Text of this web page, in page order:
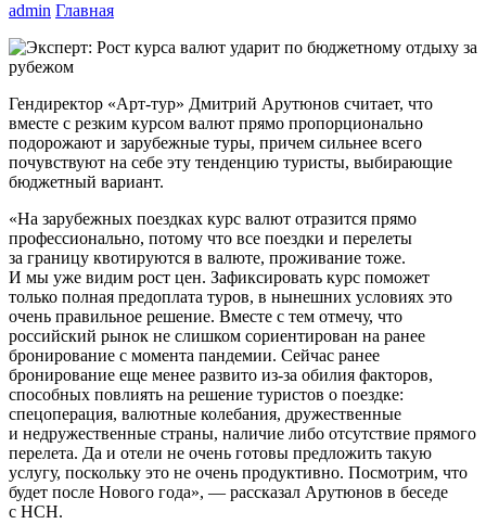
admin Главная
Гендиректор «Арт-тур» Дмитрий Арутюнов считает, что
вместе с резким курсом валют прямо пропорционально
подорожают и зарубежные туры, причем сильнее всего
почувствуют на себе эту тенденцию туристы, выбирающие
бюджетный вариант.
«На зарубежных поездках курс валют отразится прямо
профессионально, потому что все поездки и перелеты
за границу квотируются в валюте, проживание тоже.
И мы уже видим рост цен. Зафиксировать курс поможет
только полная предоплата туров, в нынешних условиях это
очень правильное решение. Вместе с тем отмечу, что
российский рынок не слишком сориентирован на ранее
бронирование с момента пандемии. Сейчас ранее
бронирование еще менее развито из-за обилия факторов,
способных повлиять на решение туристов о поездке:
спецоперация, валютные колебания, дружественные
и недружественные страны, наличие либо отсутствие прямого
перелета. Да и отели не очень готовы предложить такую
услугу, поскольку это не очень продуктивно. Посмотрим, что
будет после Нового года», — рассказал Арутюнов в беседе
с НСН.